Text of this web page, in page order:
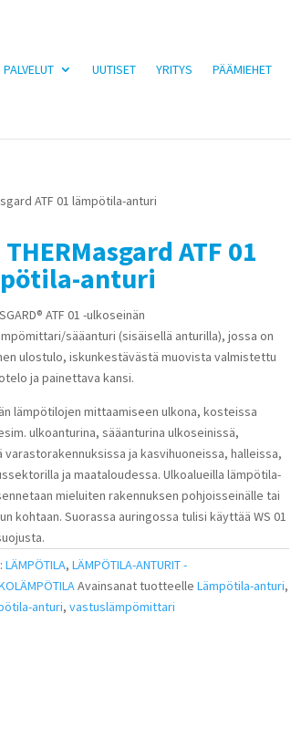
PALVELUT UUTISET YRITYS PÄÄMIEHET
ATF 01 lämpötila-anturi
THERMasgard ATF 01
anturi
ATF 01 -ulkoseinän
sääanturi (sisäisellä anturilla), jossa on
ulostulo, iskunkestävästä muovista valmistettu
ja painettava kansi.
lämpötilojen mittaamiseen ulkona, kosteissa
ulkoanturina, sääanturina ulkoseinissä,
varastorakennuksissa ja kasvihuoneissa, halleissa,
ja maataloudessa. Ulkoalueilla lämpötila-
mieluiten rakennuksen pohjoisseinälle tai
kohtaan. Suorassa auringossa tulisi käyttää WS 01
LÄMPÖTILA,LÄMPÖTILA-ANTURIT -
Avainsanat tuotteelleLämpötila-anturi,
anturi,vastuslämpömittari